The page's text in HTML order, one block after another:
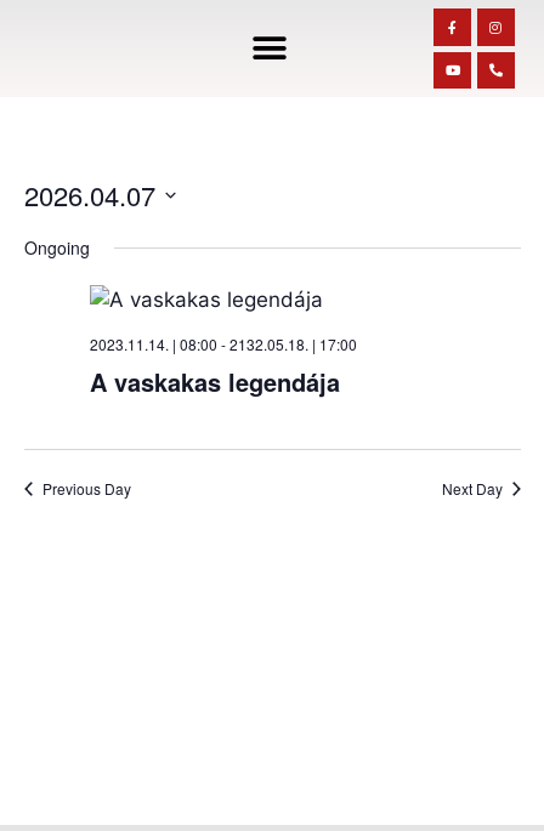
2026.04.07
e
e
Ongoing
2023.11.14. | 08:00 -2132.05.18. | 17:00
A vaskakas legendája
Previous Day Next Day